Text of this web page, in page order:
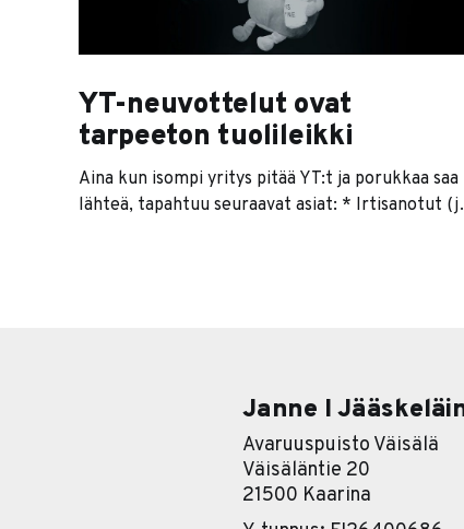
YT-neuvottelut ovat
tarpeeton tuolileikki
Aina kun isompi yritys pitää YT:t ja porukkaa saa
lähteä, tapahtuu seuraavat asiat: * Irtisanotut (ja
Janne I
Avaruuspuisto Väisälä
Väisäläntie 20
21500 Kaarina